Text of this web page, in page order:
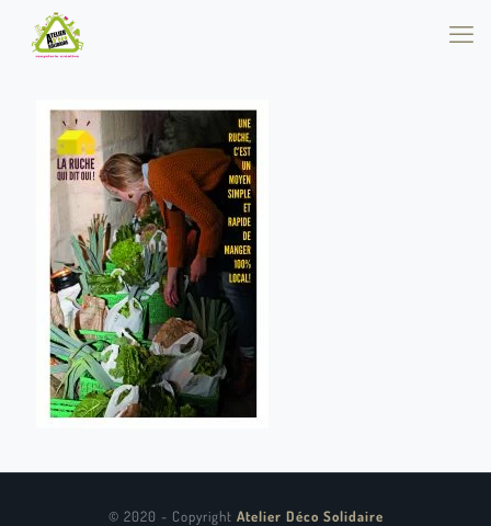
© 2020 - Copyright Atelier Déco Solidaire